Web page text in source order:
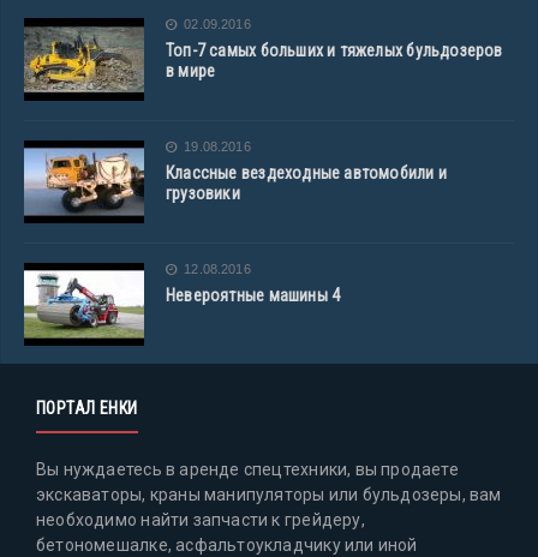
02.09.2016
Топ-7 самых больших и тяжелых бульдозеров
в мире
19.08.2016
Классные вездеходные автомобили и
грузовики
12.08.2016
Невероятные машины 4
ПОРТАЛ ЕНКИ
Вы нуждаетесь в аренде спецтехники, вы продаете
экскаваторы, краны манипуляторы или бульдозеры, вам
необходимо найти запчасти к грейдеру,
бетономешалке, асфальтоукладчику или иной